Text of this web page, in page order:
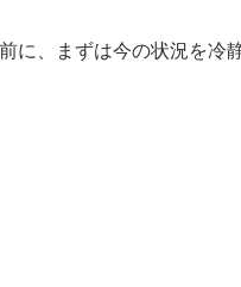
に、まずは今の状況を冷